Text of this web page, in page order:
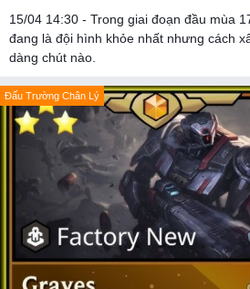
15/04 14:30 - Trong giai đoạn đầu mùa
đang là đội hình khỏe nhất nhưng cách
dàng chút nào.
Đấu Trường Chân Lý